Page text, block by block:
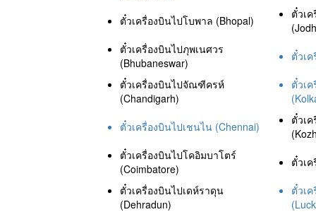
ตั๋วเครื่องบินไปโบพาล (Bhopal)
ตั๋วเ
ตั๋วเครื่องบินไปภุพเนศวร
(Bhubaneswar)
ตั๋วเ
ตั๋วเครื่องบินไปจัณฑีครห์
(Chandigarh)
ตั๋วเ
ตั๋วเครื่องบินไปเชนไน (Chennai)
ตั๋วเ
ตั๋วเครื่องบินไปโคอิมบาโตร์
(Coimbatore)
ตั๋วเ
ตั๋วเครื่องบินไปเดห์ราดุน
(Dehradun)
ตั๋วเ